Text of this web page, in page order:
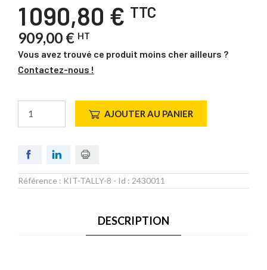
1 090,80 € TTC
909,00 € HT
Vous avez trouvé ce produit moins cher ailleurs ?
Contactez-nous !
AJOUTER AU PANIER
Référence : KIT-TALLY-8 - Id : 2430011
DESCRIPTION